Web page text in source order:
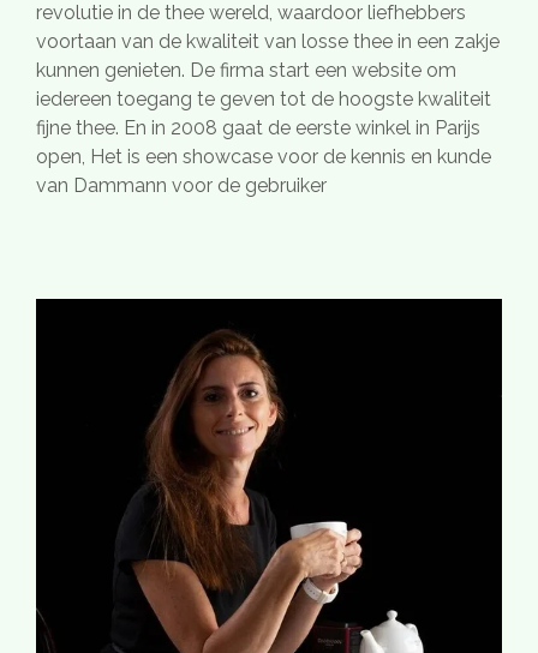
revolutie in de thee wereld, waardoor liefhebbers
voortaan van de kwaliteit van losse thee in een zakje
kunnen genieten. De firma start een website om
iedereen toegang te geven tot de hoogste kwaliteit
fijne thee. En in 2008 gaat de eerste winkel in Parijs
open, Het is een showcase voor de kennis en kunde
van Dammann voor de gebruiker